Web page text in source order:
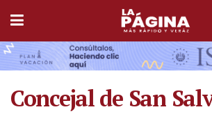
Concejal de San